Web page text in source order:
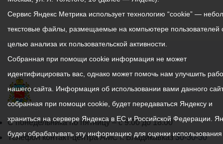
График
работы
С понедельника по пятницу – с 9.00 до 18.00
Телефон контакт-центра АМС г. Владикавказ30-30-30
Сервис Яндекс Метрика использует технологию “cookie” —
текстовые файлы, размещаемые на компьютере пользователей
целью анализа их пользовательской активности.
Собранная при помощи cookie информация не может
идентифицировать вас, однако может помочь нам улучшить
нашего сайта. Информация об использовании вами данного
собранная при помощи cookie, будет передаваться Яндексу и
храниться на сервере Яндекса в ЕС и Российской Федерации.
будет обрабатывать эту информацию для оценки